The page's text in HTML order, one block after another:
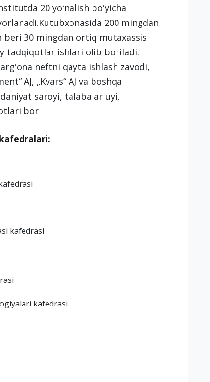
20 yoʻnalish boʻyicha
200 mingdan
30 mingdan ortiq mutaxassis
tadqiqotlar ishlari olib boriladi.
neftni qayta ishlash zavodi,
AJ, „Kvars“ AJ va boshqa
saroyi, talabalar uyi,
bor
kafedrasi
kafedrasi